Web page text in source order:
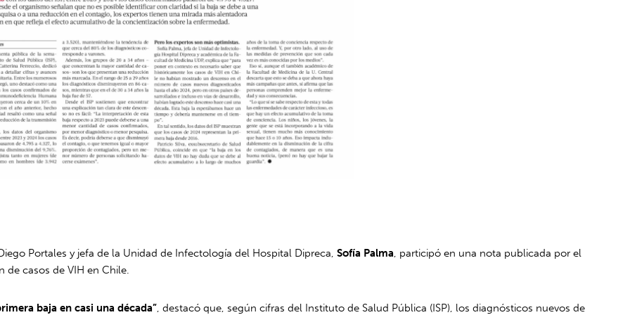
Portales y jefa de la Unidad de Infectología del Hospital Dipreca,Sofía Palma, participó en una nota publicada por el
de casos de VIH en Chile.
baja en casi una década”, destacó que, según cifras del Instituto de Salud Pública (ISP), los diagnósticos nuevos de